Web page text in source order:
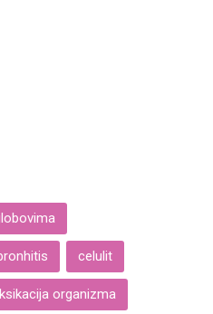
celulit
organizma